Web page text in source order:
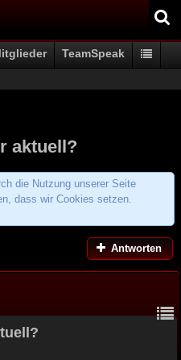
TeamSpeak
aktuell?
die Nutzung unserer Seite
dass wir Cookies setzen.
Antworten